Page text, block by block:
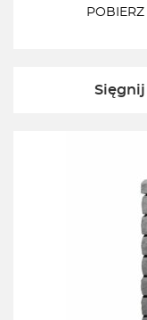
POBIERZ